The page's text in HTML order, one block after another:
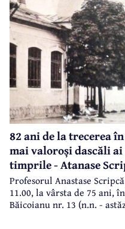
82 ani de la trecerea
mai valoroși dascăli
timprile - Atanase
Profesorul Anastase
11.00, la vârsta de 75 ani,
Băicoianu nr. 13 (n.n. -